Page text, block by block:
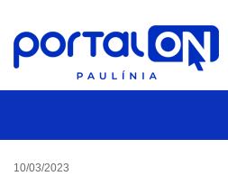
CIDADES
10/03/2023